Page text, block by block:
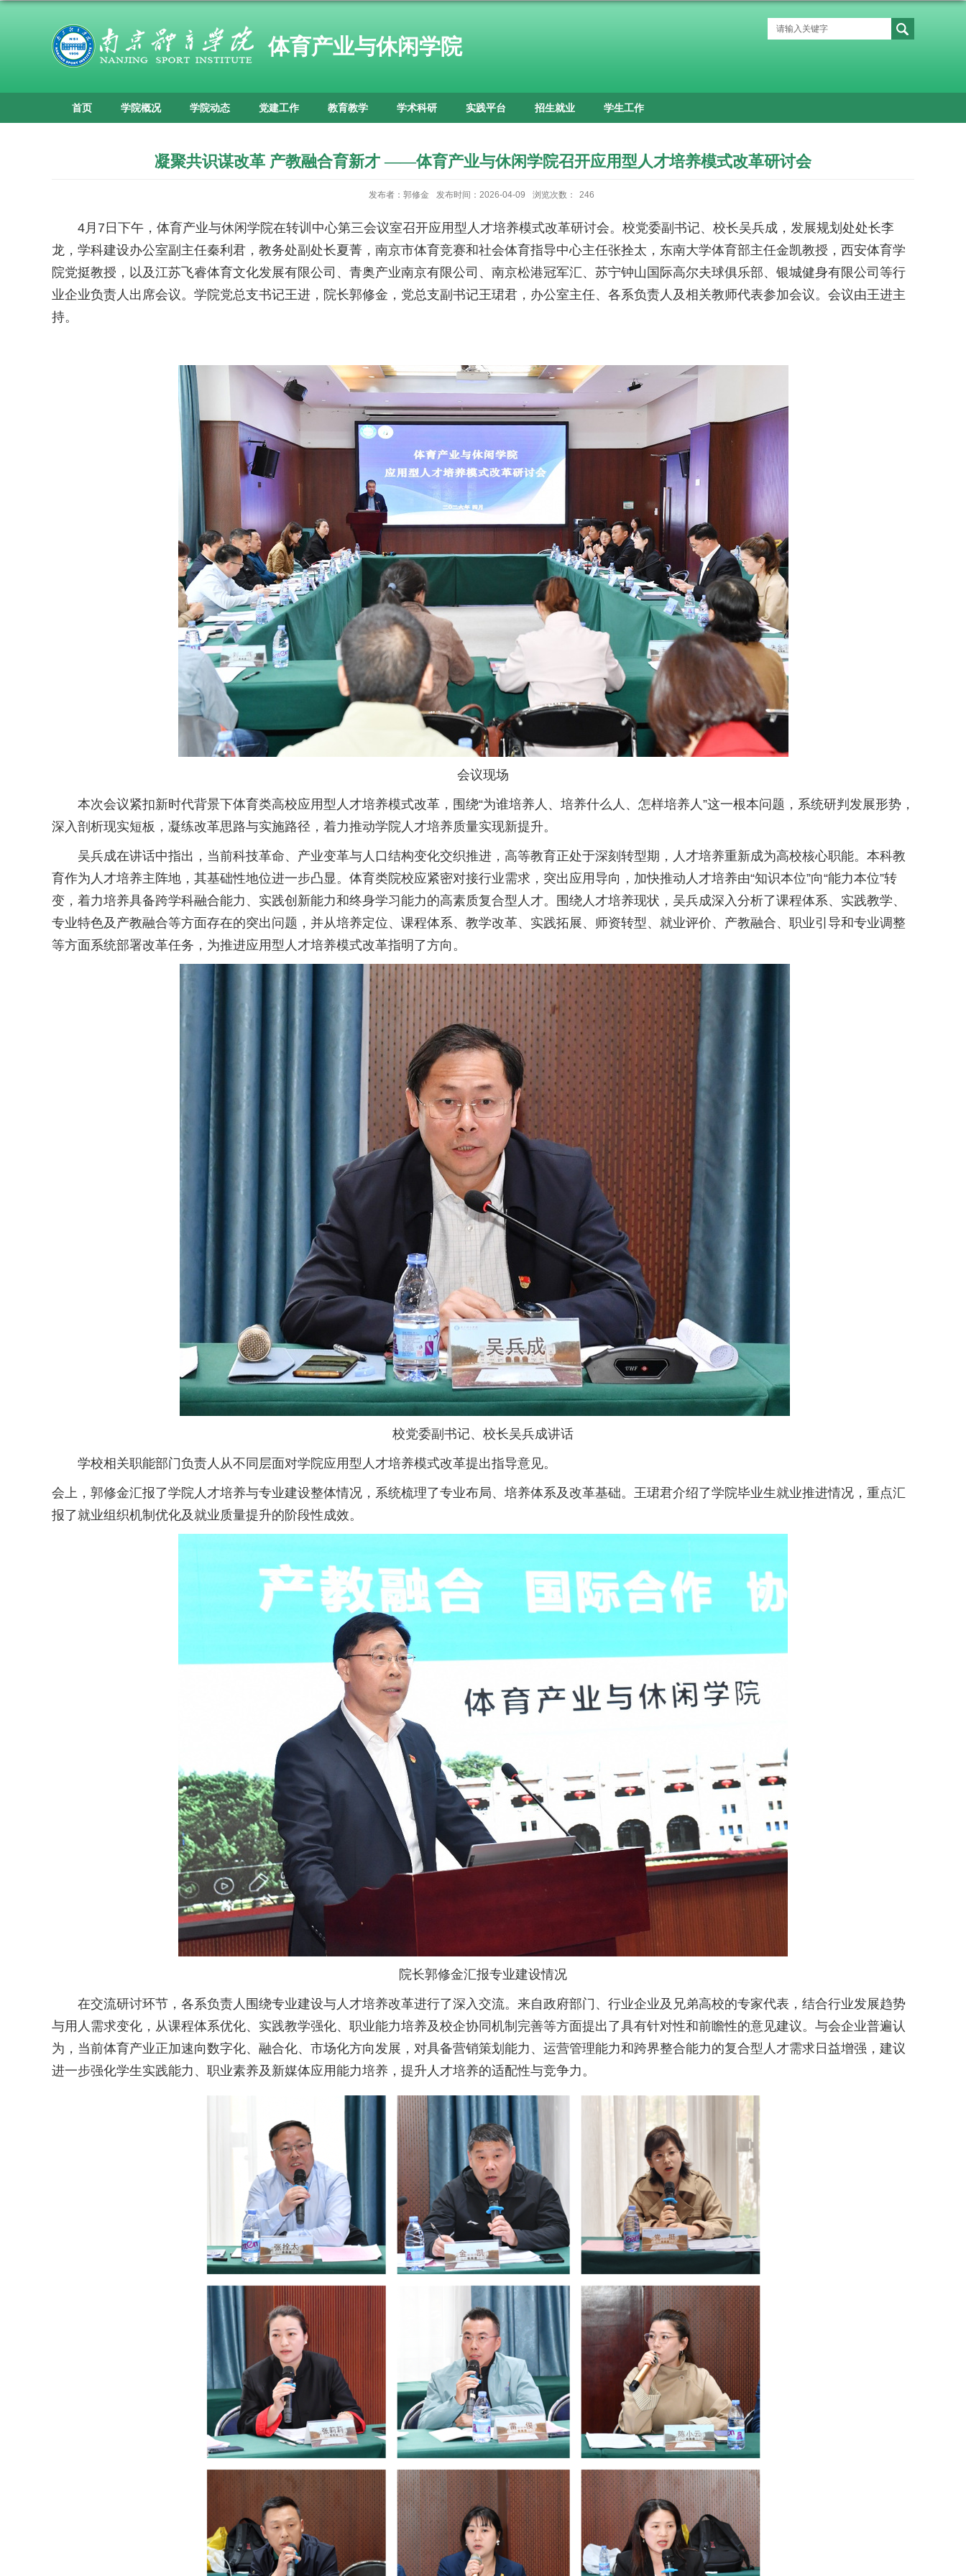
体育产业与休闲学院
首页 学院概况 学院动态 党建工作 教育教学 学术科研 实践平台 招生就业 学生工作
凝聚共识谋改革 产教融合育新才 ——体育产业与休闲学院召开应用型人才培养模式改革研讨会
发布者：郭修金 发布时间：2026-04-09 浏览次数： 246
4月7日下午，体育产业与休闲学院在转训中心第三会议室召开应用型人才培养模式改革研讨会。校党委副书记、校长吴兵成，发展规划处处长李
龙，学科建设办公室副主任秦利君，教务处副处长夏菁，南京市体育竞赛和社会体育指导中心主任张拴太，东南大学体育部主任金凯教授，西安体育学
院党挺教授，以及江苏飞睿体育文化发展有限公司、青奥产业南京有限公司、南京松港冠军汇、苏宁钟山国际高尔夫球俱乐部、银城健身有限公司等行
业企业负责人出席会议。学院党总支书记王进，院长郭修金，党总支副书记王珺君，办公室主任、各系负责人及相关教师代表参加会议。会议由王进主
持。
会议现场
本次会议紧扣新时代背景下体育类高校应用型人才培养模式改革，围绕“为谁培养人、培养什么人、怎样培养人”这一根本问题，系统研判发展形势，
深入剖析现实短板，凝练改革思路与实施路径，着力推动学院人才培养质量实现新提升。
吴兵成在讲话中指出，当前科技革命、产业变革与人口结构变化交织推进，高等教育正处于深刻转型期，人才培养重新成为高校核心职能。本科教
育作为人才培养主阵地，其基础性地位进一步凸显。体育类院校应紧密对接行业需求，突出应用导向，加快推动人才培养由“知识本位”向“能力本位”转
变，着力培养具备跨学科融合能力、实践创新能力和终身学习能力的高素质复合型人才。围绕人才培养现状，吴兵成深入分析了课程体系、实践教学、
专业特色及产教融合等方面存在的突出问题，并从培养定位、课程体系、教学改革、实践拓展、师资转型、就业评价、产教融合、职业引导和专业调整
等方面系统部署改革任务，为推进应用型人才培养模式改革指明了方向。
校党委副书记、校长吴兵成讲话
学校相关职能部门负责人从不同层面对学院应用型人才培养模式改革提出指导意见。
会上，郭修金汇报了学院人才培养与专业建设整体情况，系统梳理了专业布局、培养体系及改革基础。王珺君介绍了学院毕业生就业推进情况，重点汇
报了就业组织机制优化及就业质量提升的阶段性成效。
院长郭修金汇报专业建设情况
在交流研讨环节，各系负责人围绕专业建设与人才培养改革进行了深入交流。来自政府部门、行业企业及兄弟高校的专家代表，结合行业发展趋势
与用人需求变化，从课程体系优化、实践教学强化、职业能力培养及校企协同机制完善等方面提出了具有针对性和前瞻性的意见建议。与会企业普遍认
为，当前体育产业正加速向数字化、融合化、市场化方向发展，对具备营销策划能力、运营管理能力和跨界整合能力的复合型人才需求日益增强，建议
进一步强化学生实践能力、职业素养及新媒体应用能力培养，提升人才培养的适配性与竞争力。